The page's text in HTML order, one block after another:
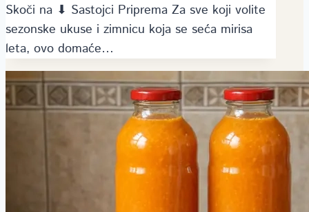
Skoči na ⬇ Sastojci Priprema Za sve koji volite
sezonske ukuse i zimnicu koja se seća mirisa
leta, ovo domaće…